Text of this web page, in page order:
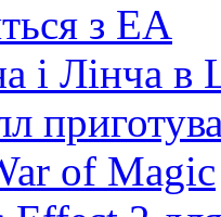
з EA
і Лінча в
of Magic